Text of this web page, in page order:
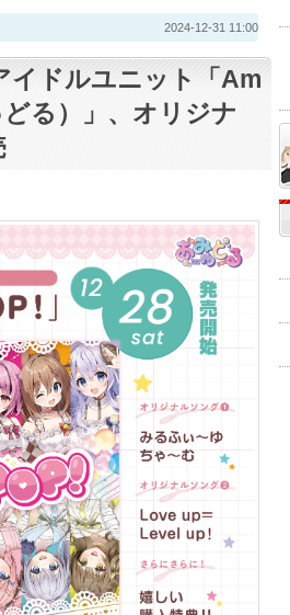
2024-12-31 11:00
イドルユニット「Am
る）」、オリジナ